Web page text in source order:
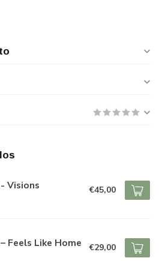
Visions €45,00
Feels Like Home €29,00